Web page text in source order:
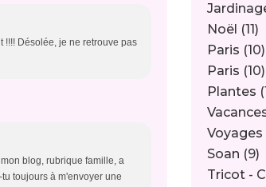
!!!! Désolée, je ne retrouve pas
blog, rubrique famille, a
toujours à m'envoyer une
Noël (11)
Paris (10)
Paris (10)
Plantes
Voyages
Soan (9)
Tricot -